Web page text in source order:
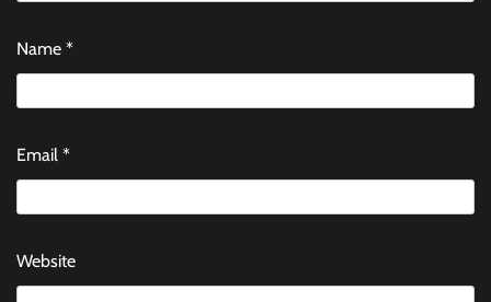
Name *
Email *
Website